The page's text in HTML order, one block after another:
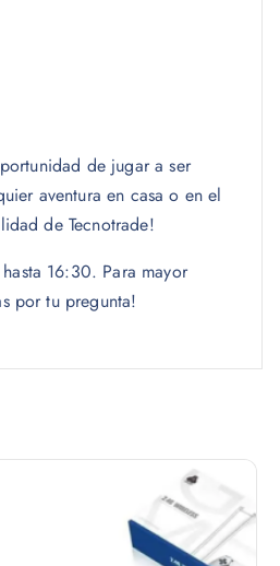
de jugar a ser
aventura en casa o en el
de Tecnotrade!
16:30. Para mayor
por tu pregunta!